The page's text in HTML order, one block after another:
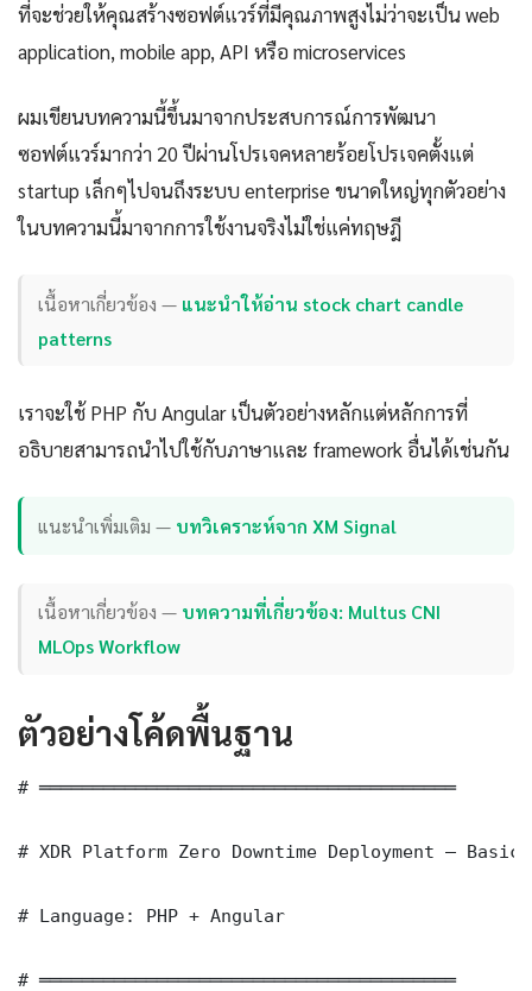
ที่จะช่วยให้คุณสร้างซอฟต์แวร์ที่มีคุณภาพสูงไม่ว่าจะเป็น web
application, mobile app, API หรือ microservices
ผมเขียนบทความนี้ขึ้นมาจากประสบการณ์การพัฒนา
ซอฟต์แวร์มากว่า 20 ปีผ่านโปรเจคหลายร้อยโปรเจคตั้งแต่
startup เล็กๆไปจนถึงระบบ enterprise ขนาดใหญ่ทุกตัวอย่าง
ในบทความนี้มาจากการใช้งานจริงไม่ใช่แค่ทฤษฎี
เนื้อหาเกี่ยวข้อง — แนะนำให้อ่าน stock chart candle
patterns
เราจะใช้ PHP กับ Angular เป็นตัวอย่างหลักแต่หลักการที่
อธิบายสามารถนำไปใช้กับภาษาและ framework อื่นได้เช่นกัน
แนะนำเพิ่มเติม — บทวิเคราะห์จาก XM Signal
เนื้อหาเกี่ยวข้อง — บทความที่เกี่ยวข้อง: Multus CNI
MLOps Workflow
ตัวอย่างโค้ดพื้นฐาน
# ═══════════════════════════════════════
# XDR Platform Zero Downtime Deployment — Basic
# Language: PHP + Angular
# ═══════════════════════════════════════